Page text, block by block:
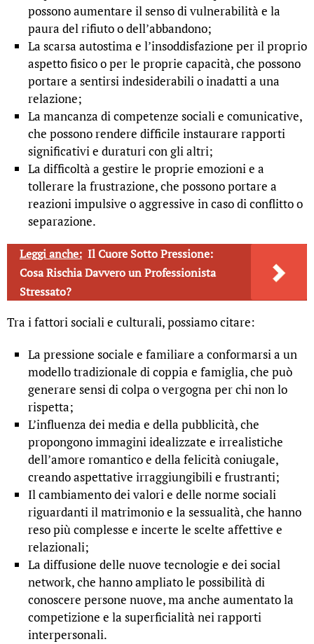
possono aumentare il senso di vulnerabilità e la
paura del rifiuto o dell’abbandono;
La scarsa autostima e l’insoddisfazione per il proprio
aspetto fisico o per le proprie capacità, che possono
portare a sentirsi indesiderabili o inadatti a una
relazione;
La mancanza di competenze sociali e comunicative,
che possono rendere difficile instaurare rapporti
significativi e duraturi con gli altri;
La difficoltà a gestire le proprie emozioni e a
tollerare la frustrazione, che possono portare a
reazioni impulsive o aggressive in caso di conflitto o
separazione.
Leggi anche: Il Cuore Sotto Pressione:
Cosa Rischia Davvero un Professionista
Stressato?
Tra i fattori sociali e culturali, possiamo citare:
La pressione sociale e familiare a conformarsi a un
modello tradizionale di coppia e famiglia, che può
generare sensi di colpa o vergogna per chi non lo
rispetta;
L’influenza dei media e della pubblicità, che
propongono immagini idealizzate e irrealistiche
dell’amore romantico e della felicità coniugale,
creando aspettative irraggiungibili e frustranti;
Il cambiamento dei valori e delle norme sociali
riguardanti il matrimonio e la sessualità, che hanno
reso più complesse e incerte le scelte affettive e
relazionali;
La diffusione delle nuove tecnologie e dei social
network, che hanno ampliato le possibilità di
conoscere persone nuove, ma anche aumentato la
competizione e la superficialità nei rapporti
interpersonali.